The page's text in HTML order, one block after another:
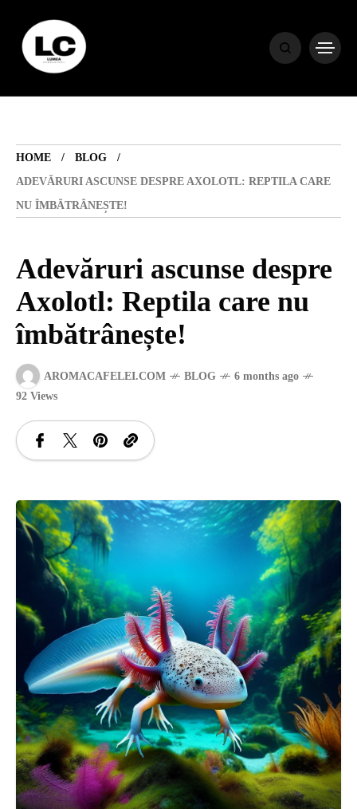
HOME
BLOG
ADEVĂRURI ASCUNSE DESPRE AXOLOTL: REPTILA CARE
NU ÎMBĂTRÂNEȘTE!
Adevăruri ascunse despre
Axolotl: Reptila care nu
îmbătrânește!
AROMACAFELEI.COM BLOG
6 months ago
92 Views
HOME
BLOG
HOROSCOP
ENGLISH
CONTENT
TRAVEL
SANATATE
INGRIJIRE
ISTORIE
NATURĂ
STIRI
ȘTIINȚA
ANIMALE